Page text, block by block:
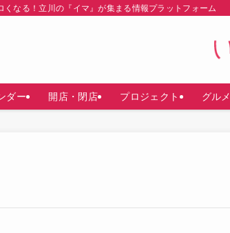
なる！立川の『イマ』が集まる情報プラットフォーム
ダー 開店・閉店 プロジェクト グルメ